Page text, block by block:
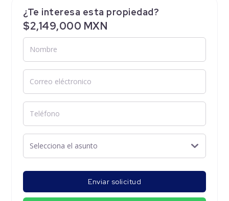
¿Te interesa esta propiedad?
$2,149,000 MXN
Enviar solicitud